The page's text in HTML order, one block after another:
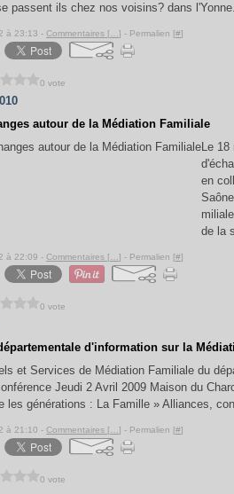
passent ils chez nos voisins? dans
à 23:13 - Commentaires [ ] - Permalien [#]
0 vote
autour de la Médiation Familiale
Le 18
en
de la
à 22:09 - Commentaires [ ] - Permalien [#]
0 vote
d'information sur la
et Services de Médiation Familiale du
Jeudi 2 Avril 2009 Maison du
les générations : La Famille » Alliances,
à 21:10 - Commentaires [ ] - Permalien [#]
0 vote